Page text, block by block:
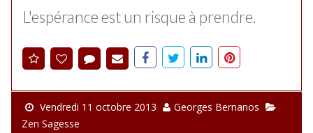
L'espérance est un risque à prendre.
Vendredi 11 octobre 2013
Georges Bernanos
Zen Sagesse